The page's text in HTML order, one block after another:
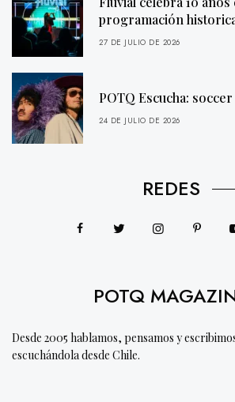
programación
27 DE JULIO DE 2026
POTQ Escucha: soccer
24 DE JULIO DE 2026
REDES
POTQ
Desde 2005 hablamos, pensamos y
escuchándola desde Chile.